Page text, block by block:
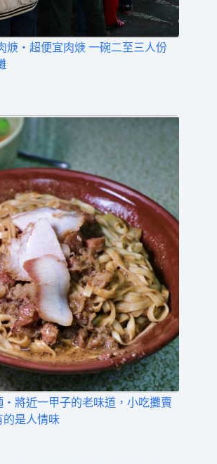
焿‧超便宜肉焿 一碗二至三人份
‧將近一甲子的老味道，小吃攤賣
的是人情味